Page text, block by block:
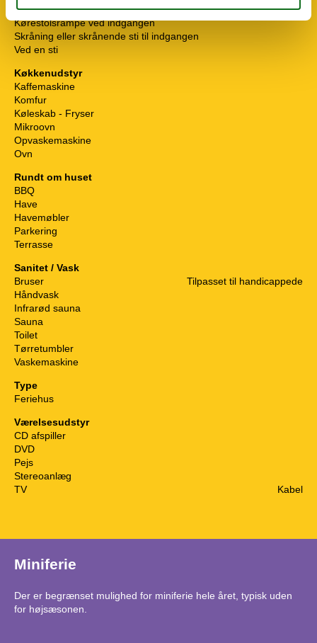
Handicap - øvrige
Kørestolsrampe ved indgangen
Skråning eller skrånende sti til indgangen
Ved en sti
Køkkenudstyr
Kaffemaskine
Komfur
Køleskab - Fryser
Mikroovn
Opvaskemaskine
Ovn
Rundt om huset
BBQ
Have
Havemøbler
Parkering
Terrasse
Sanitet / Vask
Bruser
Tilpasset til handicappede
Håndvask
Infrarød sauna
Sauna
Toilet
Tørretumbler
Vaskemaskine
Type
Feriehus
Værelsesudstyr
CD afspiller
DVD
Pejs
Stereoanlæg
TV
Kabel
Miniferie
Der er begrænset mulighed for miniferie hele året, typisk uden
for højsæsonen.